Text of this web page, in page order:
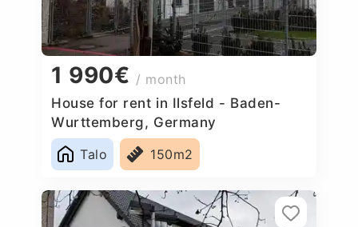
1 990€ / month
House for rent in Ilsfeld - Baden-
Wurttemberg, Germany
Talo
150m2